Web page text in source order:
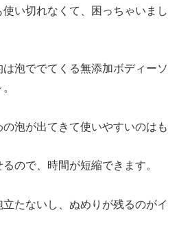
い切れなくて、困っちゃいまし
泡ででてくる無添加ボディーソ
泡が出てきて使いやすいのはも
ので、時間が短縮できます。
たないし、ぬめりが残るのがイ